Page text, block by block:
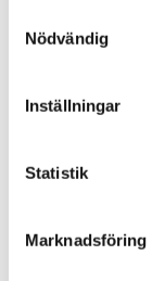
Nödvändig
Inställningar
Statistik
Marknadsföring
Norge
18-
för